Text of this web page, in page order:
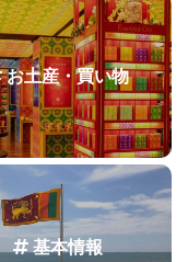
お土産・買い物
基本情報